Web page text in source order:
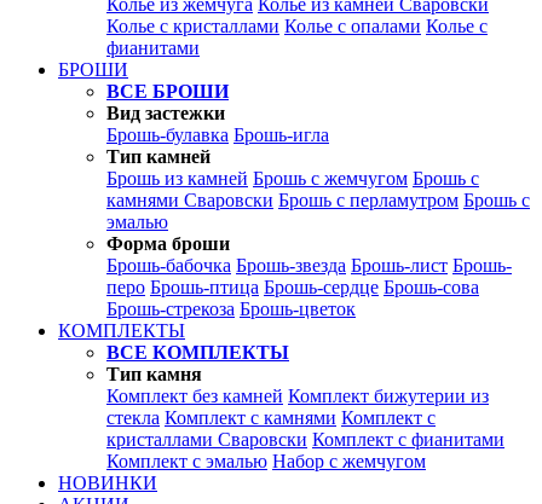
Колье из жемчуга Колье из камней Сваровски
Колье с кристаллами Колье с опалами Колье с
фианитами
БРОШИ
ВСЕ БРОШИ
Вид застежки
Брошь-булавка Брошь-игла
Тип камней
Брошь из камней Брошь с жемчугом Брошь с
камнями Сваровски Брошь с перламутром Брошь с
эмалью
Форма броши
Брошь-бабочка Брошь-звезда Брошь-лист Брошь-
перо Брошь-птица Брошь-сердце Брошь-сова
Брошь-стрекоза Брошь-цветок
КОМПЛЕКТЫ
ВСЕ КОМПЛЕКТЫ
Тип камня
Комплект без камней Комплект бижутерии из
стекла Комплект с камнями Комплект с
кристаллами Сваровски Комплект с фианитами
Комплект с эмалью Набор с жемчугом
НОВИНКИ